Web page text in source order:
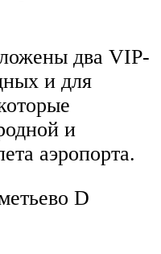
два VIP-
и для
и
аэропорта.
D